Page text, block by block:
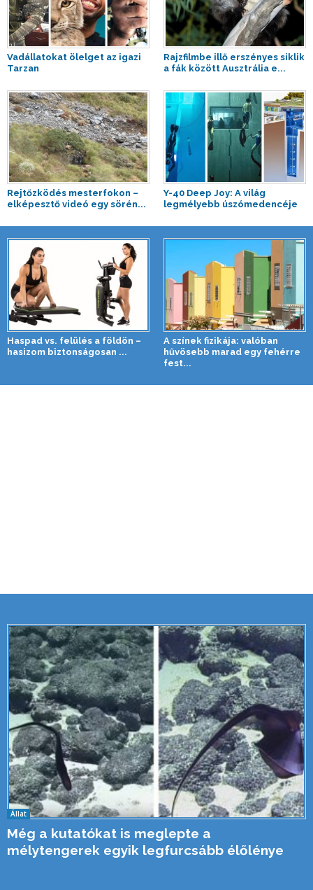
Vadállatokat ölelget az igazi
Tarzan
Rajzfilmbe illő erszényes siklik
a fák között Ausztrália e...
Rejtőzködés mesterfokon –
elképesztő videó egy sörén...
Y-40 Deep Joy: A világ
legmélyebb úszómedencéje
Haspad vs. felülés a földön –
hasizom biztonságosan ...
A színek fizikája: valóban
hűvösebb marad egy fehérre
fest...
Állat
Még a kutatókat is meglepte a
mélytengerek egyik legfurcsább élőlénye